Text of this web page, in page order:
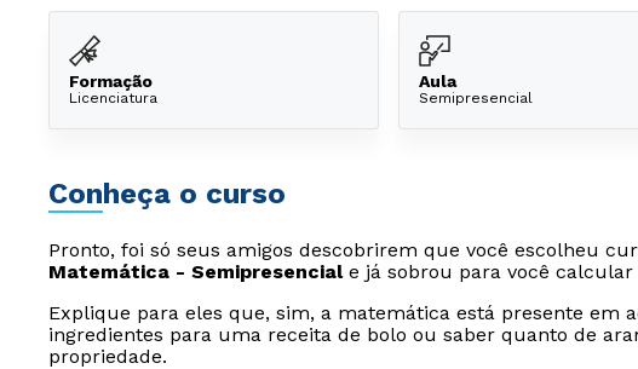
Formação
Licenciatura
Aula
Semipresencial
Conheça o curso
Pronto, foi só seus amigos descobrirem que você escolheu
Matemática - Semipresenciale já sobrou para você calcular
Explique para eles que, sim, a matemática está presente em
ingredientes para uma receita de bolo ou saber quanto de
propriedade.